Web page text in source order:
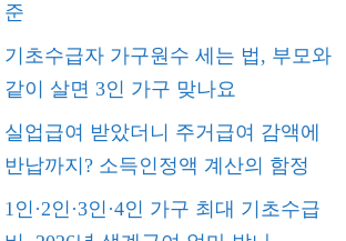
준
기초수급자 가구원수 세는 법, 부모와
같이 살면 3인 가구 맞나요
실업급여 받았더니 주거급여 감액에
반납까지? 소득인정액 계산의 함정
1인·2인·3인·4인 가구 최대 기초수급